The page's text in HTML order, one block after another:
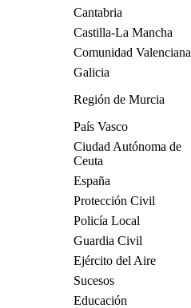
Cantabria
Castilla-La Mancha
Comunidad Valenciana
Galicia
Región de Murcia
País Vasco
Ciudad Autónoma de
Ceuta
España
Protección Civil
Policía Local
Guardia Civil
Ejército del Aire
Sucesos
Educación